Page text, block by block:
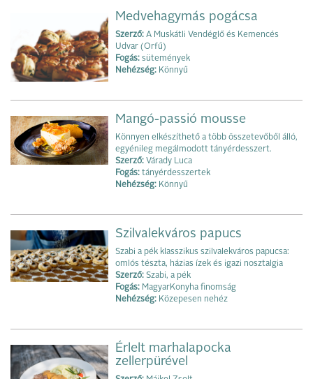
Medvehagymás pogácsa
Szerző: A Muskátli Vendéglő és Kemencés
Udvar (Orfű)
Fogás: sütemények
Nehézség: Könnyű
Mangó-passió mousse
Könnyen elkészíthető a több összetevőből álló,
egyénileg megálmodott tányérdesszert.
Szerző: Várady Luca
Fogás: tányérdesszertek
Nehézség: Könnyű
Szilvalekváros papucs
Szabi a pék klasszikus szilvalekváros papucsa:
omlós tészta, házias ízek és igazi nosztalgia
Szerző: Szabi, a pék
Fogás: MagyarKonyha finomság
Nehézség: Közepesen nehéz
Érlelt marhalapocka
zellerpürével